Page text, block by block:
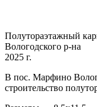
Полутораэтажный
Вологодского р-на
2025 г.
В пос. Марфино
строительство